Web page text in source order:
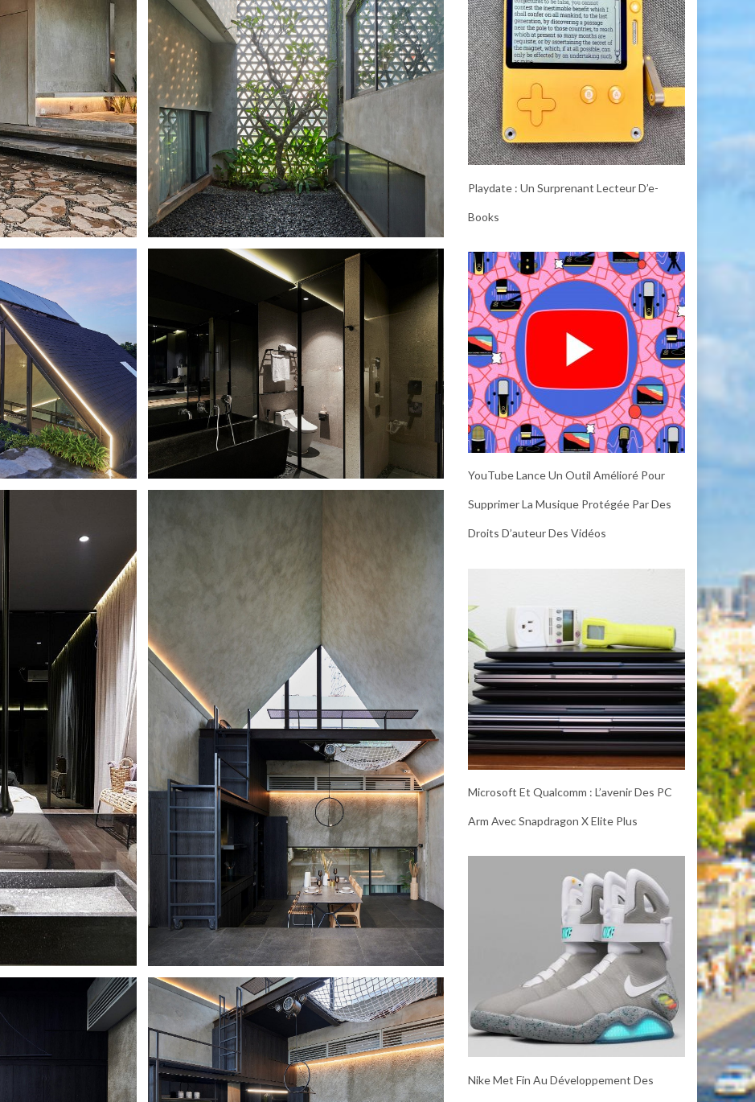
Playdate : Un Surprenant Lecteur D’e-
Books
YouTube Lance Un Outil Amélioré Pour
Supprimer La Musique Protégée Par Des
Droits D’auteur Des Vidéos
Microsoft Et Qualcomm : L’avenir Des PC
Arm Avec Snapdragon X Elite Plus
Nike Met Fin Au Développement Des